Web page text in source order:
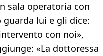
sala operatoria con
lui e gli dice:
con noi»,
«La dottoressa